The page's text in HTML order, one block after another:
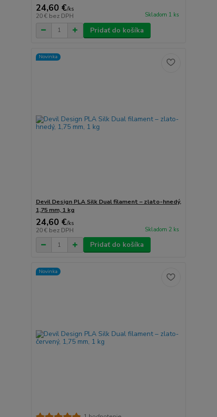
24,60 €/ks
20 € bez DPH Skladom 1 ks
Pridať do košíka
Novinka
Devil Design PLA Silk Dual filament – zlato-hnedý,
1,75 mm, 1 kg
24,60 €/ks
20 € bez DPH Skladom 2 ks
Pridať do košíka
Novinka